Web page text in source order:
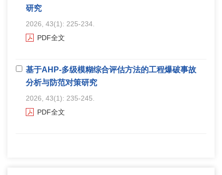
研究
2026, 43(1): 225-234.
PDF全文
基于AHP-多级模糊综合评估方法的工程爆破事故
分析与防范对策研究
2026, 43(1): 235-245.
PDF全文